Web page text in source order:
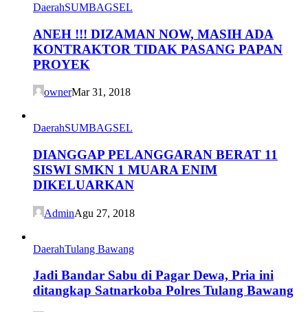
DaerahSUMBAGSEL
ANEH !!! DIZAMAN NOW, MASIH ADA
KONTRAKTOR TIDAK PASANG PAPAN
PROYEK
ownerMar 31, 2018
DaerahSUMBAGSEL
DIANGGAP PELANGGARAN BERAT 11
SISWI SMKN 1 MUARA ENIM
DIKELUARKAN
AdminAgu 27, 2018
DaerahTulang Bawang
Jadi Bandar Sabu di Pagar Dewa, Pria ini
ditangkap Satnarkoba Polres Tulang Bawang